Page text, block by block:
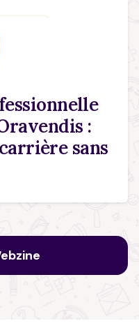
:
sans